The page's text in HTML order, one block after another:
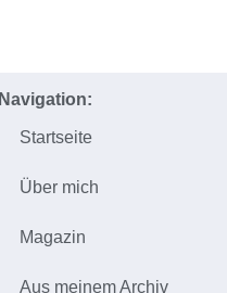
Navigation:
Startseite
Über mich
Magazin
Aus meinem Archiv